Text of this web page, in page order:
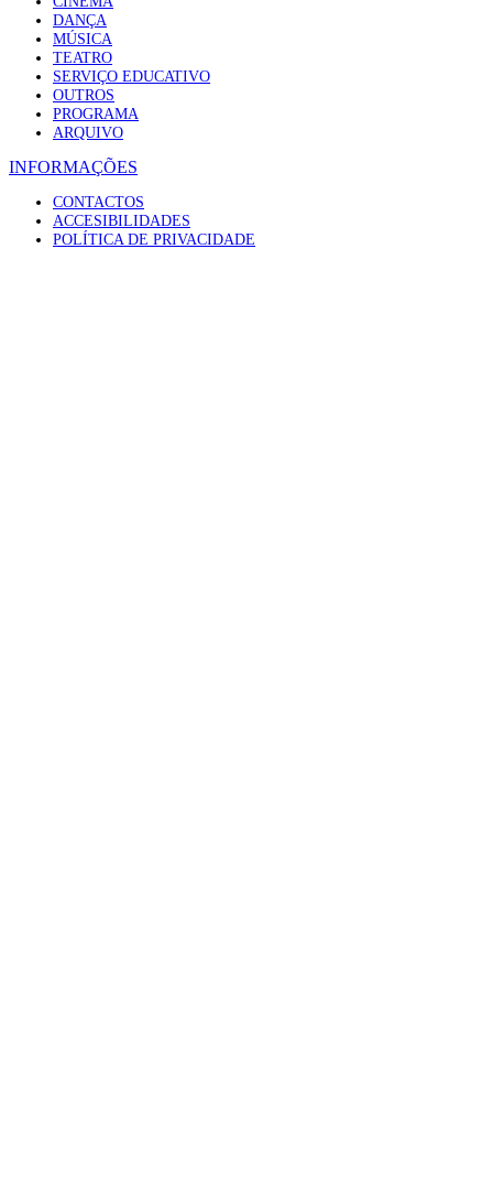
DANÇA
MÚSICA
TEATRO
SERVIÇO EDUCATIVO
OUTROS
PROGRAMA
ARQUIVO
INFORMAÇÕES
CONTACTOS
ACCESIBILIDADES
POLÍTICA DE PRIVACIDADE